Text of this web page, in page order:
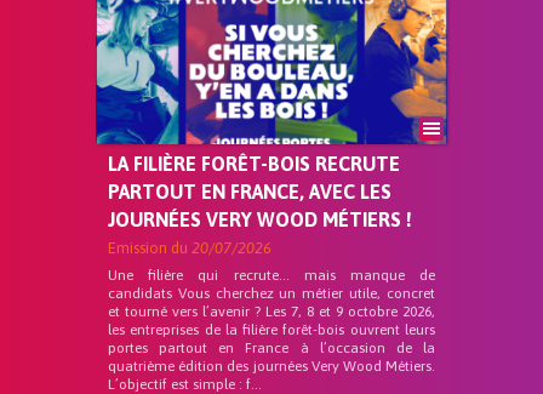
LA FILIÈRE FORÊT-BOIS RECRUTE
PARTOUT EN FRANCE, AVEC LES
JOURNÉES VERY WOOD MÉTIERS !
Emission du 20/07/2026
Une filière qui recrute… mais manque de
candidats Vous cherchez un métier utile, concret
et tourné vers l’avenir ? Les 7, 8 et 9 octobre 2026,
les entreprises de la filière forêt-bois ouvrent leurs
portes partout en France à l’occasion de la
quatrième édition des journées Very Wood Métiers.
L’objectif est simple : f...